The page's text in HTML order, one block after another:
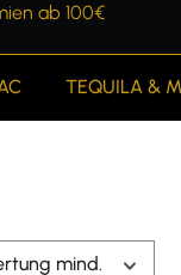
ab 100€
TEQUILA &
mind.